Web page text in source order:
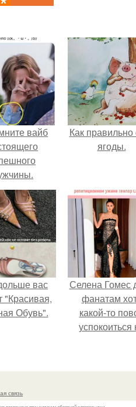
вайб
Как правильно
ягоды.
вас
"Красивая,
Обувь".
Селена Гомес
фанатам
какой-то
успокоиться
свадьбе
связь